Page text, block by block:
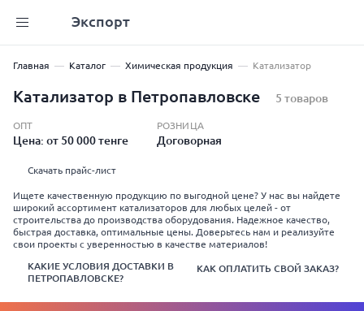
Экспорт
Главная Каталог Химическая продукция Катализатор
Катализатор в Петропавловске 5 товаров
ОПТ
Цена: от 50 000 тенге
РОЗНИЦА
Договорная
Скачать прайс-лист
Ищете качественную продукцию по выгодной цене? У нас вы найдете
широкий ассортимент катализаторов для любых целей - от
строительства до производства оборудования. Надежное качество,
быстрая доставка, оптимальные цены. Доверьтесь нам и реализуйте
свои проекты с уверенностью в качестве материалов!
КАКИЕ УСЛОВИЯ ДОСТАВКИ В
ПЕТРОПАВЛОВСКЕ?
КАК ОПЛАТИТЬ СВОЙ ЗАКАЗ?